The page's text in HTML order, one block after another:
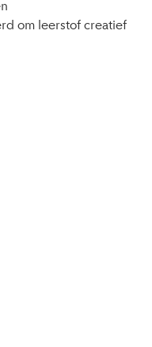
om leerstof creatief